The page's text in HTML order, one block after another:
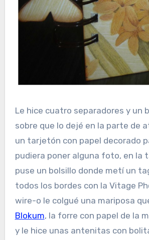
Le hice cuatro separadores y un
sobre que lo dejé en la parte de
un tarjetón con papel decorado
pudiera poner alguna foto, en la
puse un bolsillo donde metí un
todos los bordes con la Vitage
wire-o le colgué una mariposa
Blokum, la forre con papel de la
y le hice unas antenitas con